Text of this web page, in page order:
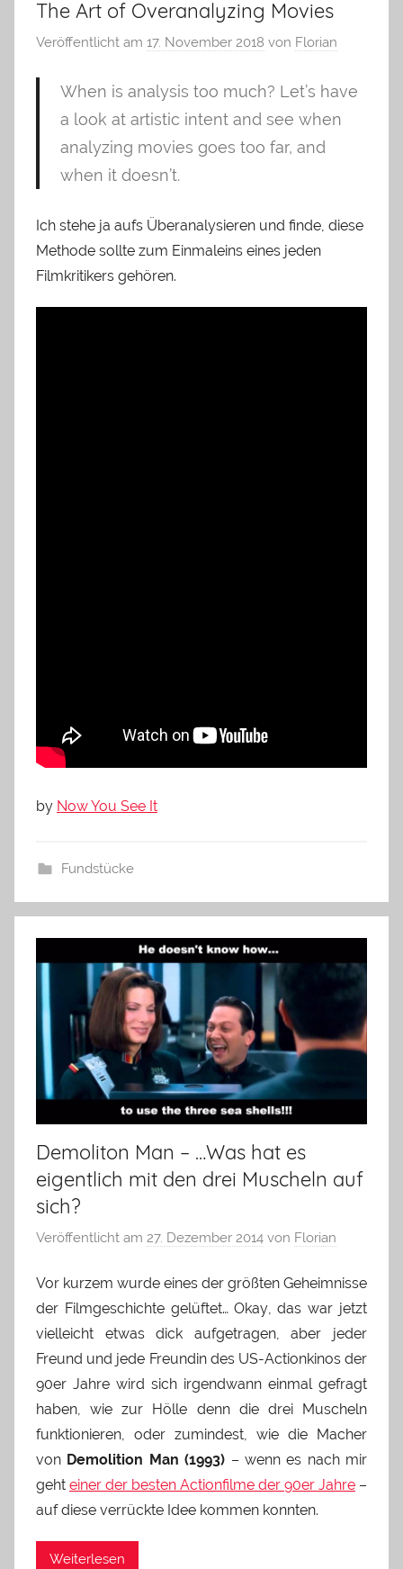
The Art of Overanalyzing Movies
Veröffentlicht am 17. November 2018 von Florian
When is analysis too much? Let’s have
a look at artistic intent and see when
analyzing movies goes too far, and
when it doesn’t.
Ich stehe ja aufs Überanalysieren und finde, diese
Methode sollte zum Einmaleins eines jeden
Filmkritikers gehören.
by Now You See It
Fundstücke
Demoliton Man – …Was hat es
eigentlich mit den drei Muscheln auf
sich?
Veröffentlicht am 27. Dezember 2014 von Florian
Vor kurzem wurde eines der größten Geheimnisse
der Filmgeschichte gelüftet… Okay, das war jetzt
vielleicht etwas dick aufgetragen, aber jeder
Freund und jede Freundin des US-Actionkinos der
90er Jahre wird sich irgendwann einmal gefragt
haben, wie zur Hölle denn die drei Muscheln
funktionieren, oder zumindest, wie die Macher
von Demolition Man (1993) – wenn es nach mir
geht einer der besten Actionfilme der 90er Jahre –
auf diese verrückte Idee kommen konnten.
Weiterlesen